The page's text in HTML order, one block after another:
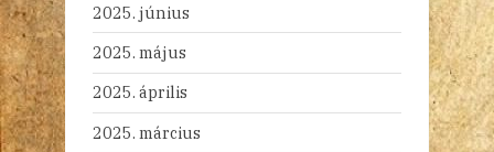
2025. június
2025. május
2025. április
2025. március